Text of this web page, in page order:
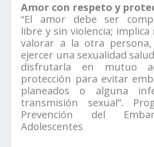
Amor con respeto y
“El amor debe ser
libre y sin violencia;
valorar a la otra
ejercer una sexualidad
disfrutarla en mutuo
protección para evitar
planeados o alguna
transmisión sexual”.
Prevención del
Adolescentes